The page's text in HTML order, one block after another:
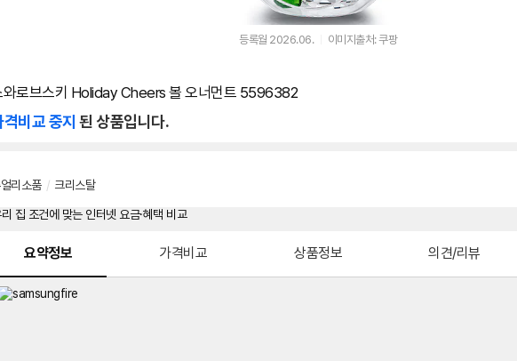
등록월 2026.06. 이미지출처: 쿠팡
와로브스키 Holiday Cheers 볼 오너먼트 5596382
격비교 중지 된 상품입니다.
리소품 / 크리스탈
요약정보 가격비교 상품정보 의견/리뷰